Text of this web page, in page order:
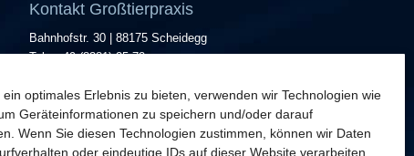
ein optimales Erlebnis zu bieten, verwenden wir Technologien wie
Geräteinformationen zu speichern und/oder darauf
Wenn Sie diesen Technologien zustimmen, können wir Daten
oder eindeutige IDs auf dieser Website verarbeiten.
Kontakt Großtierpraxis
Bahnhofstr. 30 | 88175 Scheidegg
Tel.: +49 (8381) 25 72
E-Mail »